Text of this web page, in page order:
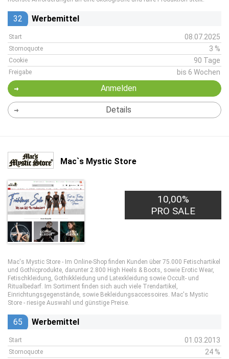
32 Werbemittel
Start 08.07.2025
Stornoquote 3 %
Cookie 90 Tage
Freigabe bis 6 Wochen
Anmelden
Details
Mac`s Mystic Store
10,00%
PRO SALE
Mac's Mystic Store - Im Online-Shop finden Kunden über 75.000 Fetischartikel
und Gothicprodukte, darunter 2.800 High Heels & Boots, sowie Erotic Wear,
Fetischkleidung, Gothikkleidung und Latexkleidung sowie Occult- und
Ritualbedarf. Im Sortiment finden sich auch viele Trendartikel,
Einrichtungsgegenstände, sowie Bekleidungsaccessoires. Mac's Mystic
Store - riesige Auswahl und günstige Preise.
65 Werbemittel
Start 01.03.2013
Stornoquote 24 %